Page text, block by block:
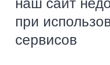
наш сайт
при
сервисов